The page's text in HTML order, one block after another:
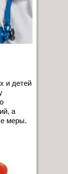
и детей
а
меры.